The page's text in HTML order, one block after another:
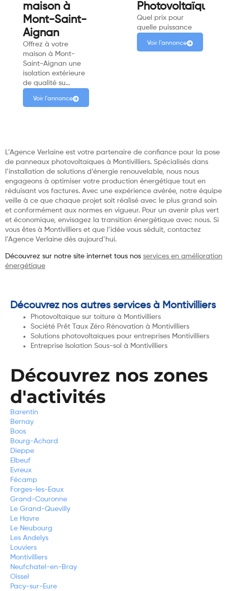
maison à
Mont-Saint-
Aignan
Offrez à votre
maison à Mont-
Saint-Aignan une
isolation extérieure
de qualité su…
Voir l'annonce
Photovoltaïque
Quel prix pour
quelle puissance
Voir l'annonce
L’Agence Verlaine est votre partenaire de confiance pour la pose
de panneaux photovoltaïques à Montivilliers. Spécialisés dans
l’installation de solutions d’énergie renouvelable, nous nous
engageons à optimiser votre production énergétique tout en
réduisant vos factures. Avec une expérience avérée, notre équipe
veille à ce que chaque projet soit réalisé avec le plus grand soin
et conformément aux normes en vigueur. Pour un avenir plus vert
et économique, envisagez la transition énergétique avec nous. Si
vous êtes à Montivilliers et que l’idée vous séduit, contactez
l’Agence Verlaine dès aujourd’hui.
Découvrez sur notre site internet tous nos services en amélioration
énergétique
Découvrez nos autres services à Montivilliers
Photovoltaïque sur toiture à Montivilliers
Société Prêt Taux Zéro Rénovation à Montivilliers
Solutions photovoltaïques pour entreprises Montivilliers
Entreprise Isolation Sous-sol à Montivilliers
Découvrez nos zones
d'activités
Barentin
Bernay
Boos
Bourg-Achard
Dieppe
Elbeuf
Evreux
Fécamp
Forges-les-Eaux
Grand-Couronne
Le Grand-Quevilly
Le Havre
Le Neubourg
Les Andelys
Louviers
Montivilliers
Neufchatel-en-Bray
Oissel
Pacy-sur-Eure